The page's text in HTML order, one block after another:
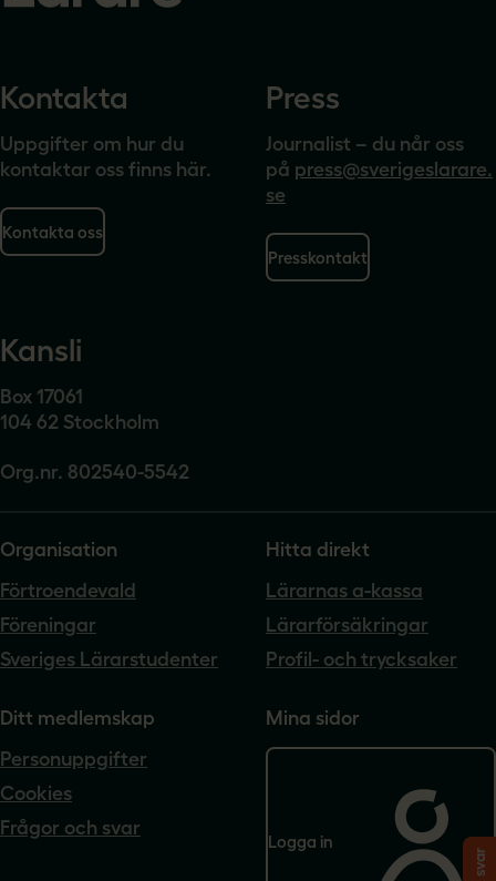
Kontakta
Uppgifter om hur du
kontaktar oss finns här.
Kontakta oss
Press
Journalist – du når oss
på press@sverigeslarare.
se
Presskontakt
Kansli
Box 17061
104 62 Stockholm
Org.nr. 802540-5542
Organisation
Förtroendevald
Föreningar
Sveriges Lärarstudenter
Hitta direkt
Lärarnas a-kassa
Lärarförsäkringar
Profil- och trycksaker
Ditt medlemskap
Personuppgifter
Cookies
Frågor och svar
Mina sidor
Logga in